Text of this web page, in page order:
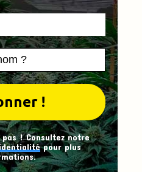
pas ! Consultez notre
pour plus